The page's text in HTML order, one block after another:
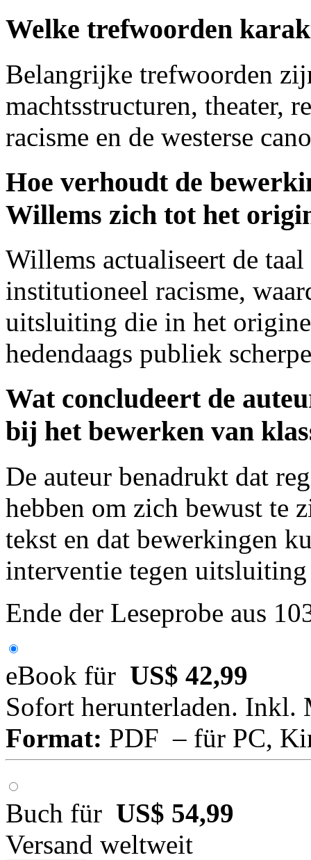
Welke trefwoorden
Belangrijke trefwoorden
machtsstructuren, theater,
racisme en de westerse
Hoe verhoudt de
Willems zich tot het
Willems actualiseert de
institutioneel racisme,
uitsluiting die in het
hedendaags publiek
Wat concludeert de
bij het bewerken van
De auteur benadrukt dat
hebben om zich bewust te
tekst en dat bewerkingen
interventie tegen
Ende der Leseprobe aus
eBook für US$ 42,99
Sofort herunterladen. Inkl.
Format: PDF – für PC,
Buch für US$ 54,99
Versand weltweit